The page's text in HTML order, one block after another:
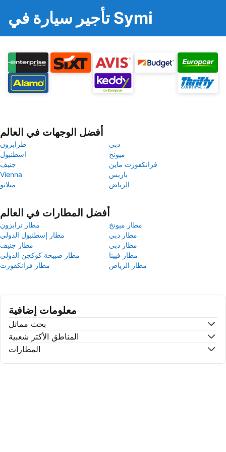
تأجير سيارة في Symi
أفضل الوجهات في العالم
طرابزون
دبي
اسطنبول
ميونخ
جنيف
فرانكفورت ماين
Vienna
باريس
ميلانو
الرياض
أفضل المطارات في العالم
مطار ترابزون
مطار ميونخ
مطار إسطنبول الدولي
مطار دبي
مطار جنيف
مطار دبي
مطار صبيحة كوكجن الدولي
مطار فيينا
مطار فرانكفورت
مطار الرياض
معلومات إضافية
بحث مماثل
المناطق الأكتر شعبية
المطارات